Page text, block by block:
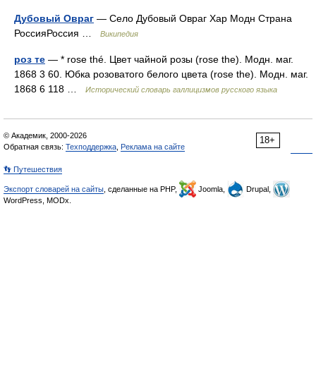
Дубовый Овраг — Село Дубовый Овраг Хар Модн Страна
РоссияРоссия …
Википедия
роз те — * rose thé. Цвет чайной розы (rose the). Модн. маг.
1868 3 60. Юбка розоватого белого цвета (rose the). Модн. маг.
1868 6 118 …
Исторический словарь галлицизмов русского языка
18+
© Академик, 2000-2026
Обратная связь: Техподдержка Реклама на сайте
👣 Путешествия
Экспорт словарей на сайты , сделанные на PHP, Joomla,
Drupal,
WordPress, MODx.